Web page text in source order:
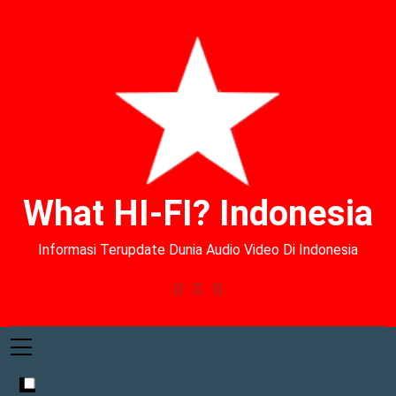
What HI-FI? Indonesia
Informasi Terupdate Dunia Audio Video Di Indonesia